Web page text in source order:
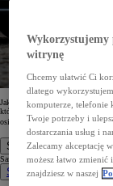
Jako Grupa Chodzeń, z dumą
które ułatwią drogę do sukcesu
osiągnięciu doskonałych
Samochody
Samochody
Samochody osobowe
Wykorzystujemy
witrynę
Chcemy ułatwić Ci
dlatego
komputerze, telefonie
Twoje potrzeby i
dostarczania usług i
Zalecamy akceptację
możesz łatwo zmienić
znajdziesz w naszej